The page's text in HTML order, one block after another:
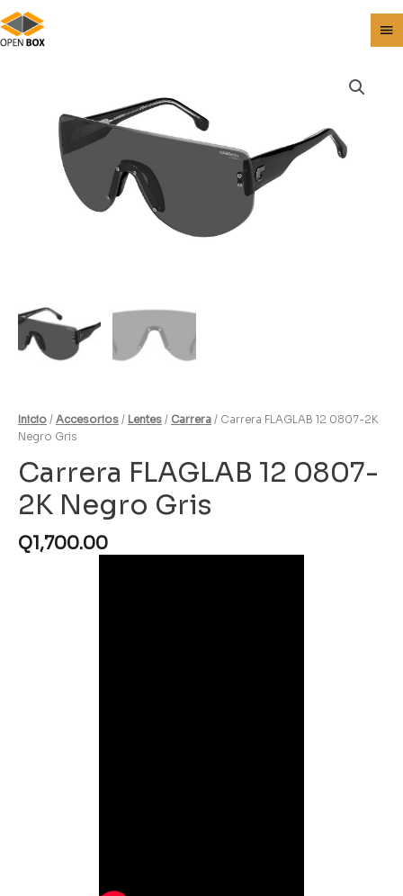
Inicio / Accesorios / Lentes / Carrera / Carrera FLAGLAB 12 0807-2K
Negro Gris
Carrera FLAGLAB 12 0807-
2K Negro Gris
Q1,700.00